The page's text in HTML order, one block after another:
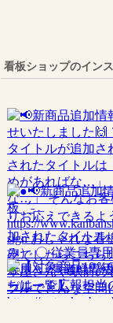
看板ショップのイン